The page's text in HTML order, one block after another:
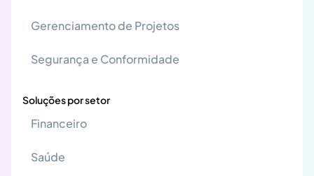
Gerenciamento de Projetos
Segurança e Conformidade
Soluções por setor
Financeiro
Saúde